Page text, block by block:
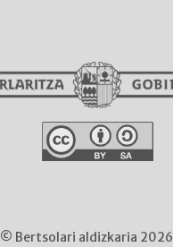
© Bertsolari aldizkaria 2026